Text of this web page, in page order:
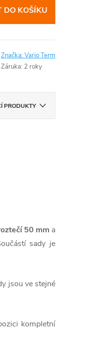
DO KOŠÍKU
Značka:Vario Term
Záruka: 2 roky
PRODUKTY
50 mm a
sady je
jsou ve stejné
kompletní